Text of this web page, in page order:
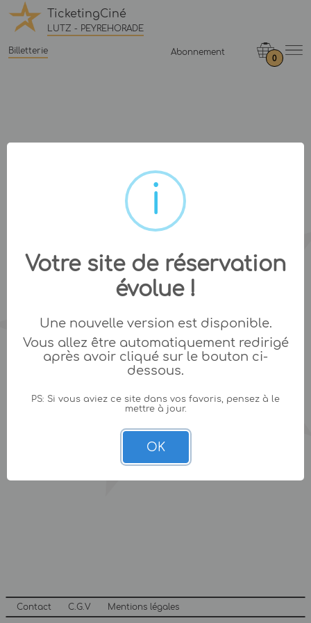
TicketingCiné
LUTZ - PEYREHORADE
Billetterie Abonnement
0
Contact C.G.V Mentions légales
Votre site de réservation
évolue !
Une nouvelle version est disponible.
Vous allez être automatiquement redirigé
après avoir cliqué sur le bouton ci-
dessous.
PS: Si vous aviez ce site dans vos favoris, pensez à le
mettre à jour.
OK